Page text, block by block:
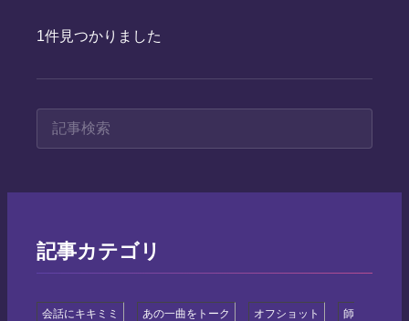
1件見つかりました
記事カテゴリ
会話にキキミミ あの一曲をトーク オフショット
師